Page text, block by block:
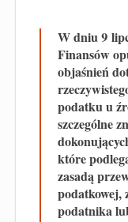
W dniu 9
Finansów
objaśnień
podatku u
szczególne
które
zasadą
podatkowej,
podatnika